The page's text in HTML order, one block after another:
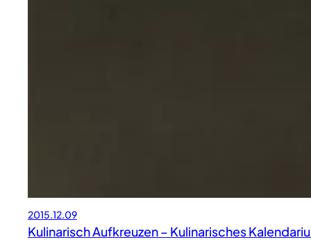
2015.12.09
Kulinarisch Aufkreuzen – Kulinarisches